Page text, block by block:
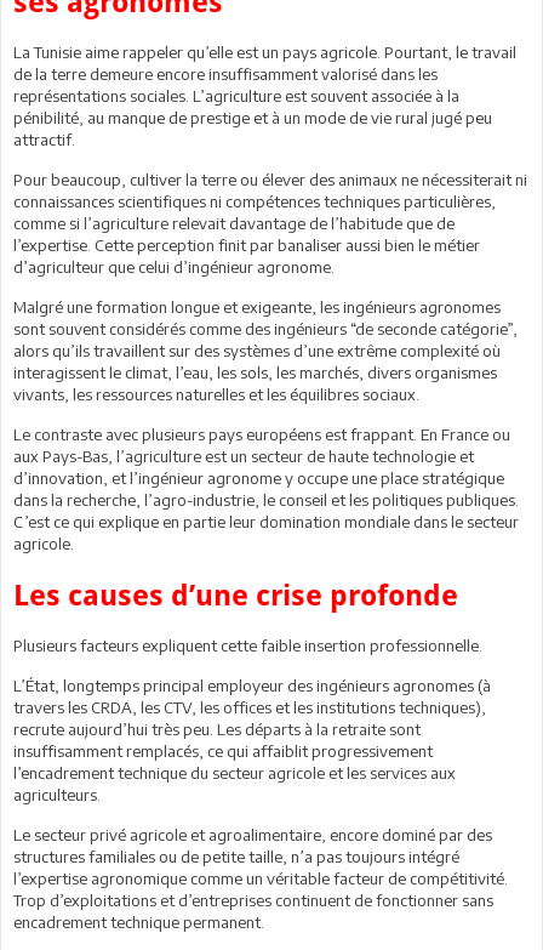
La Tunisie aime rappeler qu’elle est un pays agricole. Pourtant, le travail
de la terre demeure encore insuffisamment valorisé dans les
représentations sociales. L’agriculture est souvent associée à la
pénibilité, au manque de prestige et à un mode de vie rural jugé peu
attractif.
Pour beaucoup, cultiver la terre ou élever des animaux ne nécessiterait ni
connaissances scientifiques ni compétences techniques particulières,
comme si l’agriculture relevait davantage de l’habitude que de
l’expertise. Cette perception finit par banaliser aussi bien le métier
d’agriculteur que celui d’ingénieur agronome.
Malgré une formation longue et exigeante, les ingénieurs agronomes
sont souvent considérés comme des ingénieurs “de seconde catégorie”,
alors qu’ils travaillent sur des systèmes d’une extrême complexité où
interagissent le climat, l’eau, les sols, les marchés, divers organismes
vivants, les ressources naturelles et les équilibres sociaux.
Le contraste avec plusieurs pays européens est frappant. En France ou
aux Pays-Bas, l’agriculture est un secteur de haute technologie et
d’innovation, et l’ingénieur agronome y occupe une place stratégique
dans la recherche, l’agro-industrie, le conseil et les politiques publiques.
C’est ce qui explique en partie leur domination mondiale dans le secteur
agricole.
Les causes d’une crise profonde
Plusieurs facteurs expliquent cette faible insertion professionnelle.
L’État, longtemps principal employeur des ingénieurs agronomes (à
travers les CRDA, les CTV, les offices et les institutions techniques),
recrute aujourd’hui très peu. Les départs à la retraite sont
insuffisamment remplacés, ce qui affaiblit progressivement
l’encadrement technique du secteur agricole et les services aux
agriculteurs.
Le secteur privé agricole et agroalimentaire, encore dominé par des
structures familiales ou de petite taille, n’a pas toujours intégré
l’expertise agronomique comme un véritable facteur de compétitivité.
Trop d’exploitations et d’entreprises continuent de fonctionner sans
encadrement technique permanent.